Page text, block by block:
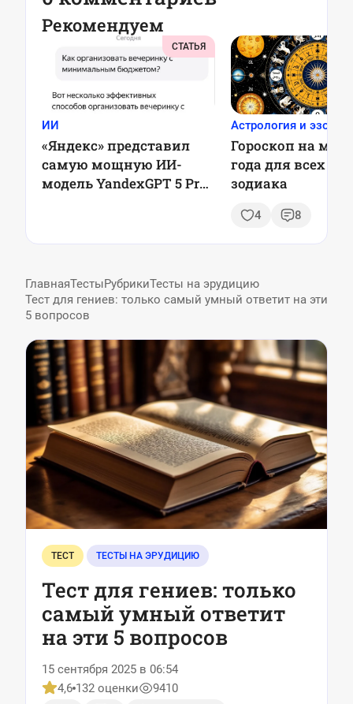
Рекомендуем
СТАТЬЯ
ИИ
«Яндекс» представил
самую мощную ИИ-
модель YandexGPT 5 Pro
Астрология и
Гороскоп на май
года для всех
зодиака
4 8
ГлавнаяТестыРубрикиТесты на эрудицию
Тест для гениев: только самый умный ответит на эти
5 вопросов
ТЕСТ ТЕСТЫ НА ЭРУДИЦИЮ
Тест для гениев: только
самый умный ответит
на эти 5 вопросов
15 сентября 2025 в 06:54
4,6 132 оценки
9410